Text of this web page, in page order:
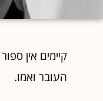
קיימים אין
העובר ואמו.